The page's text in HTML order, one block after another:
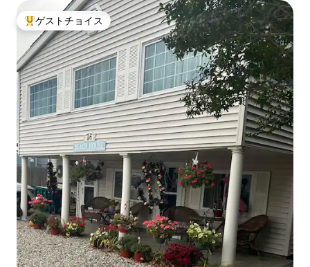
大好評のゲストチョイスです。
ゲストチョイス